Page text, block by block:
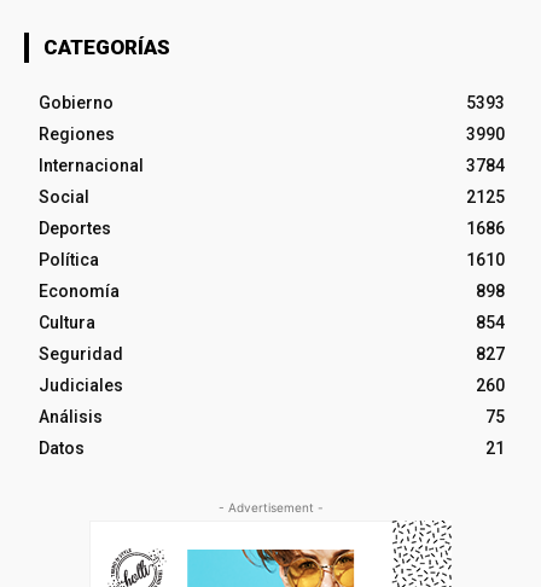
CATEGORÍAS
Gobierno
5393
Regiones
3990
Internacional
3784
Social
2125
Deportes
1686
Política
1610
Economía
898
Cultura
854
Seguridad
827
Judiciales
260
Análisis
75
Datos
21
- Advertisement -